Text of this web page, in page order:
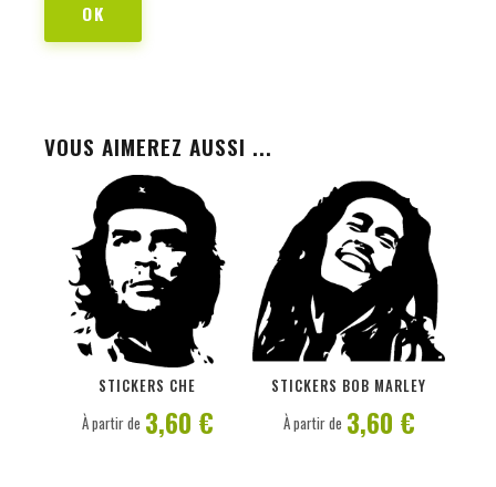
OK
VOUS AIMEREZ AUSSI ...
STICKERS CHE
PERSONNALISER
À partir de 3,60 €
STICKERS BOB MARLEY
PERSONNALISER
À partir de 3,60 €